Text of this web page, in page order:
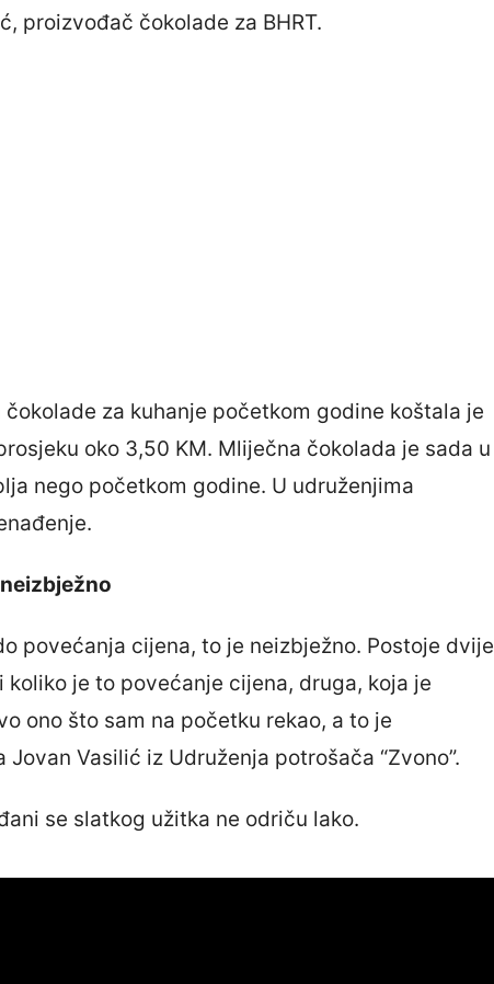
proizvođač čokolade za BHRT.
za kuhanje početkom godine koštala je
oko 3,50 KM. Mliječna čokolada je sada u
nego početkom godine. U udruženjima
povećanja cijena, to je neizbježno. Postoje dvije
je to povećanje cijena, druga, koja je
ono što sam na početku rekao, a to je
Jovan Vasilić iz Udruženja potrošača “Zvono”.
se slatkog užitka ne odriču lako.